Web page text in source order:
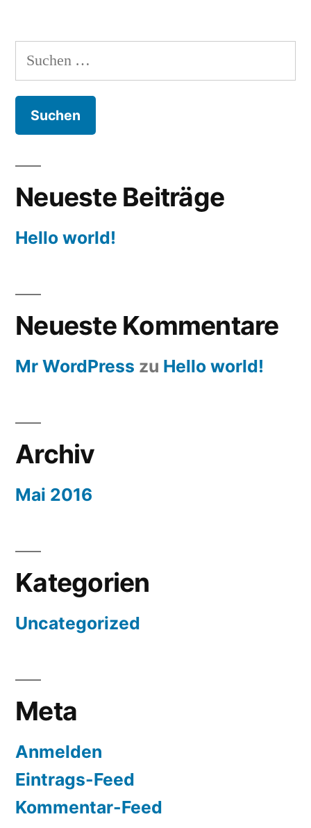
Suchen
nach:
Neueste Beiträge
Hello world!
Neueste Kommentare
Mr WordPress zu Hello world!
Archiv
Mai 2016
Kategorien
Uncategorized
Meta
Anmelden
Eintrags-Feed
Kommentar-Feed